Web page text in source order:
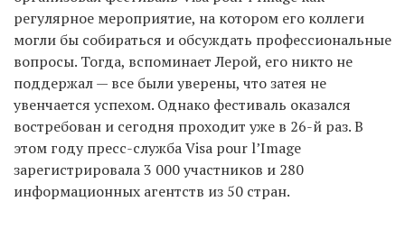
EN
UA
регулярное мероприятие, на котором его коллеги
могли бы собираться и обсуждать профессиональные
вопросы. Тогда, вспоминает Лерой, его никто не
поддержал — все были уверены, что затея не
увенчается успехом. Однако фестиваль оказался
востребован и сегодня проходит уже в 26-й раз. В
этом году пресс-служба Visa pour l’Image
зарегистрировала 3 000 участников и 280
информационных агентств из 50 стран.